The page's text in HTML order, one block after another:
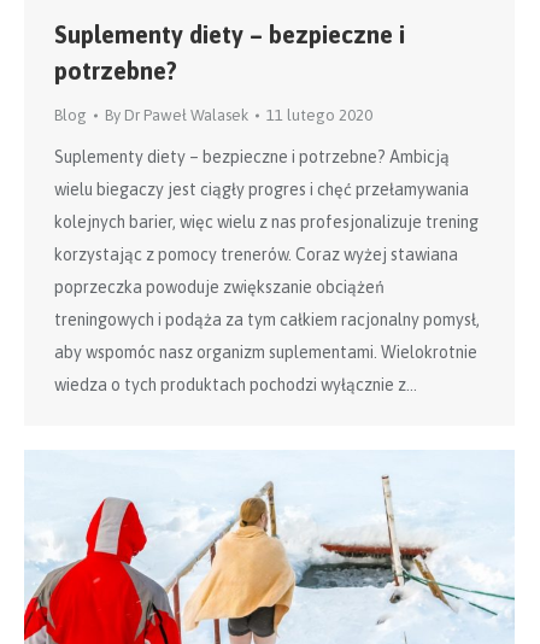
Suplementy diety – bezpieczne i
potrzebne?
Blog By Dr Paweł Walasek 11 lutego 2020
Suplementy diety – bezpieczne i potrzebne? Ambicją
wielu biegaczy jest ciągły progres i chęć przełamywania
kolejnych barier, więc wielu z nas profesjonalizuje trening
korzystając z pomocy trenerów. Coraz wyżej stawiana
poprzeczka powoduje zwiększanie obciążeń
treningowych i podąża za tym całkiem racjonalny pomysł,
aby wspomóc nasz organizm suplementami. Wielokrotnie
wiedza o tych produktach pochodzi wyłącznie z…